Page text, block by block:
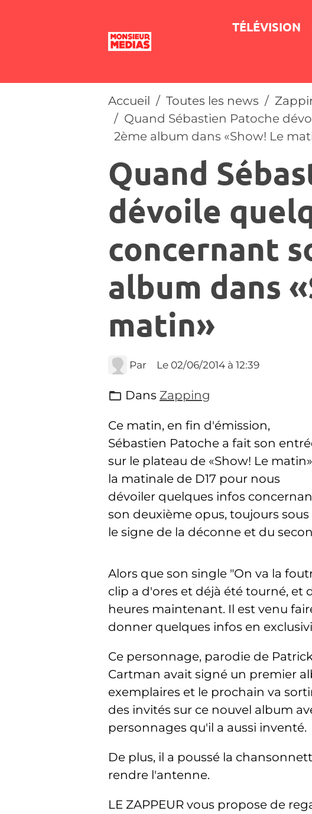
TÉLÉVISION
Accueil Toutes les news
Quand Sébastien Patoche
2ème album dans «Show! Le
Quand
dévoile
concernant
album dans
matin»
Par Le 02/06/2014 à 12:39
Dans Zapping
Ce matin, en fin d'émission,
Sébastien Patoche a fait son
sur le plateau de «Show! Le
la matinale de D17 pour nous
dévoiler quelques infos
son deuxième opus, toujours sous
le signe de la déconne et du
Alors que son single "On va la
clip a d'ores et déjà été tourné, et
heures maintenant. Il est venu
donner quelques infos en
Ce personnage, parodie de
Cartman avait signé un premier
exemplaires et le prochain va
des invités sur ce nouvel album
personnages qu'il a aussi inventé.
De plus, il a poussé la
rendre l'antenne.
LE ZAPPEUR vous propose de